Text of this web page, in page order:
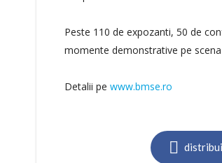
Peste 110 de expozanti, 50 de
momente demonstrative pe
Detalii pe www.bmse.ro